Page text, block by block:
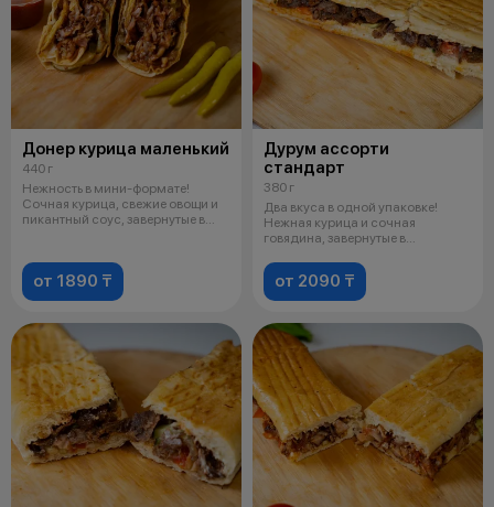
Донер курица маленький
440 г
Нежность в мини-формате!
Сочная курица, свежие овощи и
пикантный соус, завернутые в
от 1890 ₸
Дурум ассорти
стандарт
380 г
Два вкуса в одной упаковке!
Нежная курица и сочная
говядина, завернутые в
от 2090 ₸